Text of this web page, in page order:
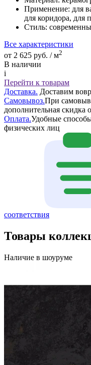
Применение: для
для коридора, для
Стиль:
Все характеристики
от 2 625 руб. / м2
В наличии
i
Перейти к товарам
Доставка. Доставим
Самовывоз.При
дополнительная скидка
Оплата.Удобные
физических лиц
соответствия
Товары
Наличие в шоуруме